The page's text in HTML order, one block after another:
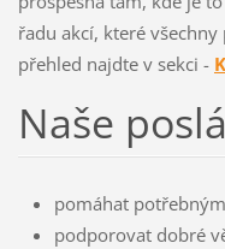
řadu akcí, které
přehled najdte v sekci -
Naše
pomáhat potřebným
podporovat dobré